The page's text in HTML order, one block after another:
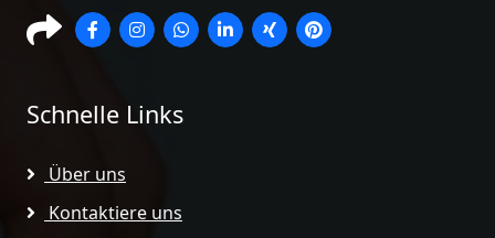
Schnelle Links
Über uns
Kontaktiere uns